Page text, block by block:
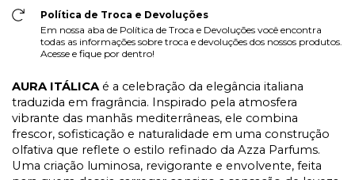
Política de Troca e Devoluções
Em nossa aba de Política de Troca e Devoluções você encontra
todas as informações sobre troca e devoluções dos nossos produtos.
Acesse e fique por dentro!
AURA ITÁLICAé a celebração da elegância italiana
traduzida em fragrância. Inspirado pela atmosfera
vibrante das manhãs mediterrâneas, ele combina
frescor, sofisticação e naturalidade em uma construção
olfativa que reflete o estilo refinado da Azza Parfums.
Uma criação luminosa, revigorante e envolvente, feita